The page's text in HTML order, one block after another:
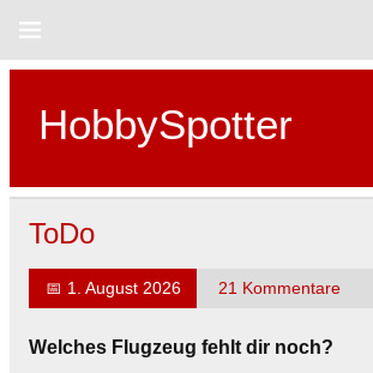
HobbySpotter
ToDo
📅 1. August 2026 21 Kommentare
Welches Flugzeug fehlt dir noch?